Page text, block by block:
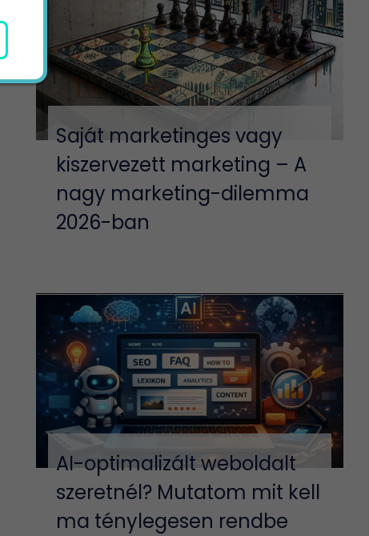
Saját marketinges vagy
kiszervezett marketing – A
nagy marketing-dilemma
2026-ban
AI-optimalizált weboldalt
szeretnél? Mutatom mit kell
ma ténylegesen rendbe